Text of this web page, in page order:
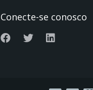
Conecte-se conosco